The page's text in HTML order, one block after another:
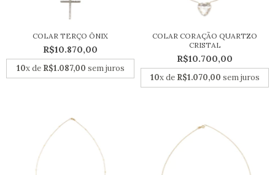
COLAR TERÇO ÔNIX
R$10.870,00
10x de R$1.087,00 sem juros
COLAR CORAÇÃO QUARTZO
CRISTAL
R$10.700,00
10x de R$1.070,00 sem juros